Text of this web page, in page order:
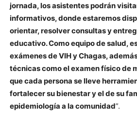
jornada, los asistentes podrán
informativos, donde estaremos
orientar, resolver consultas y
educativo. Como equipo de salud,
exámenes de VIH y Chagas,
técnicas como el examen físico de
que cada persona se lleve
fortalecer su bienestar y el de su
epidemiología a la comunidad”.